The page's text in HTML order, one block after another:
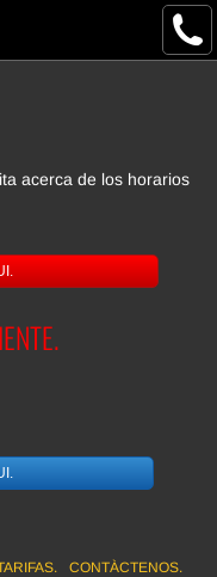
acerca de los horarios
CONTÀCTENOS.